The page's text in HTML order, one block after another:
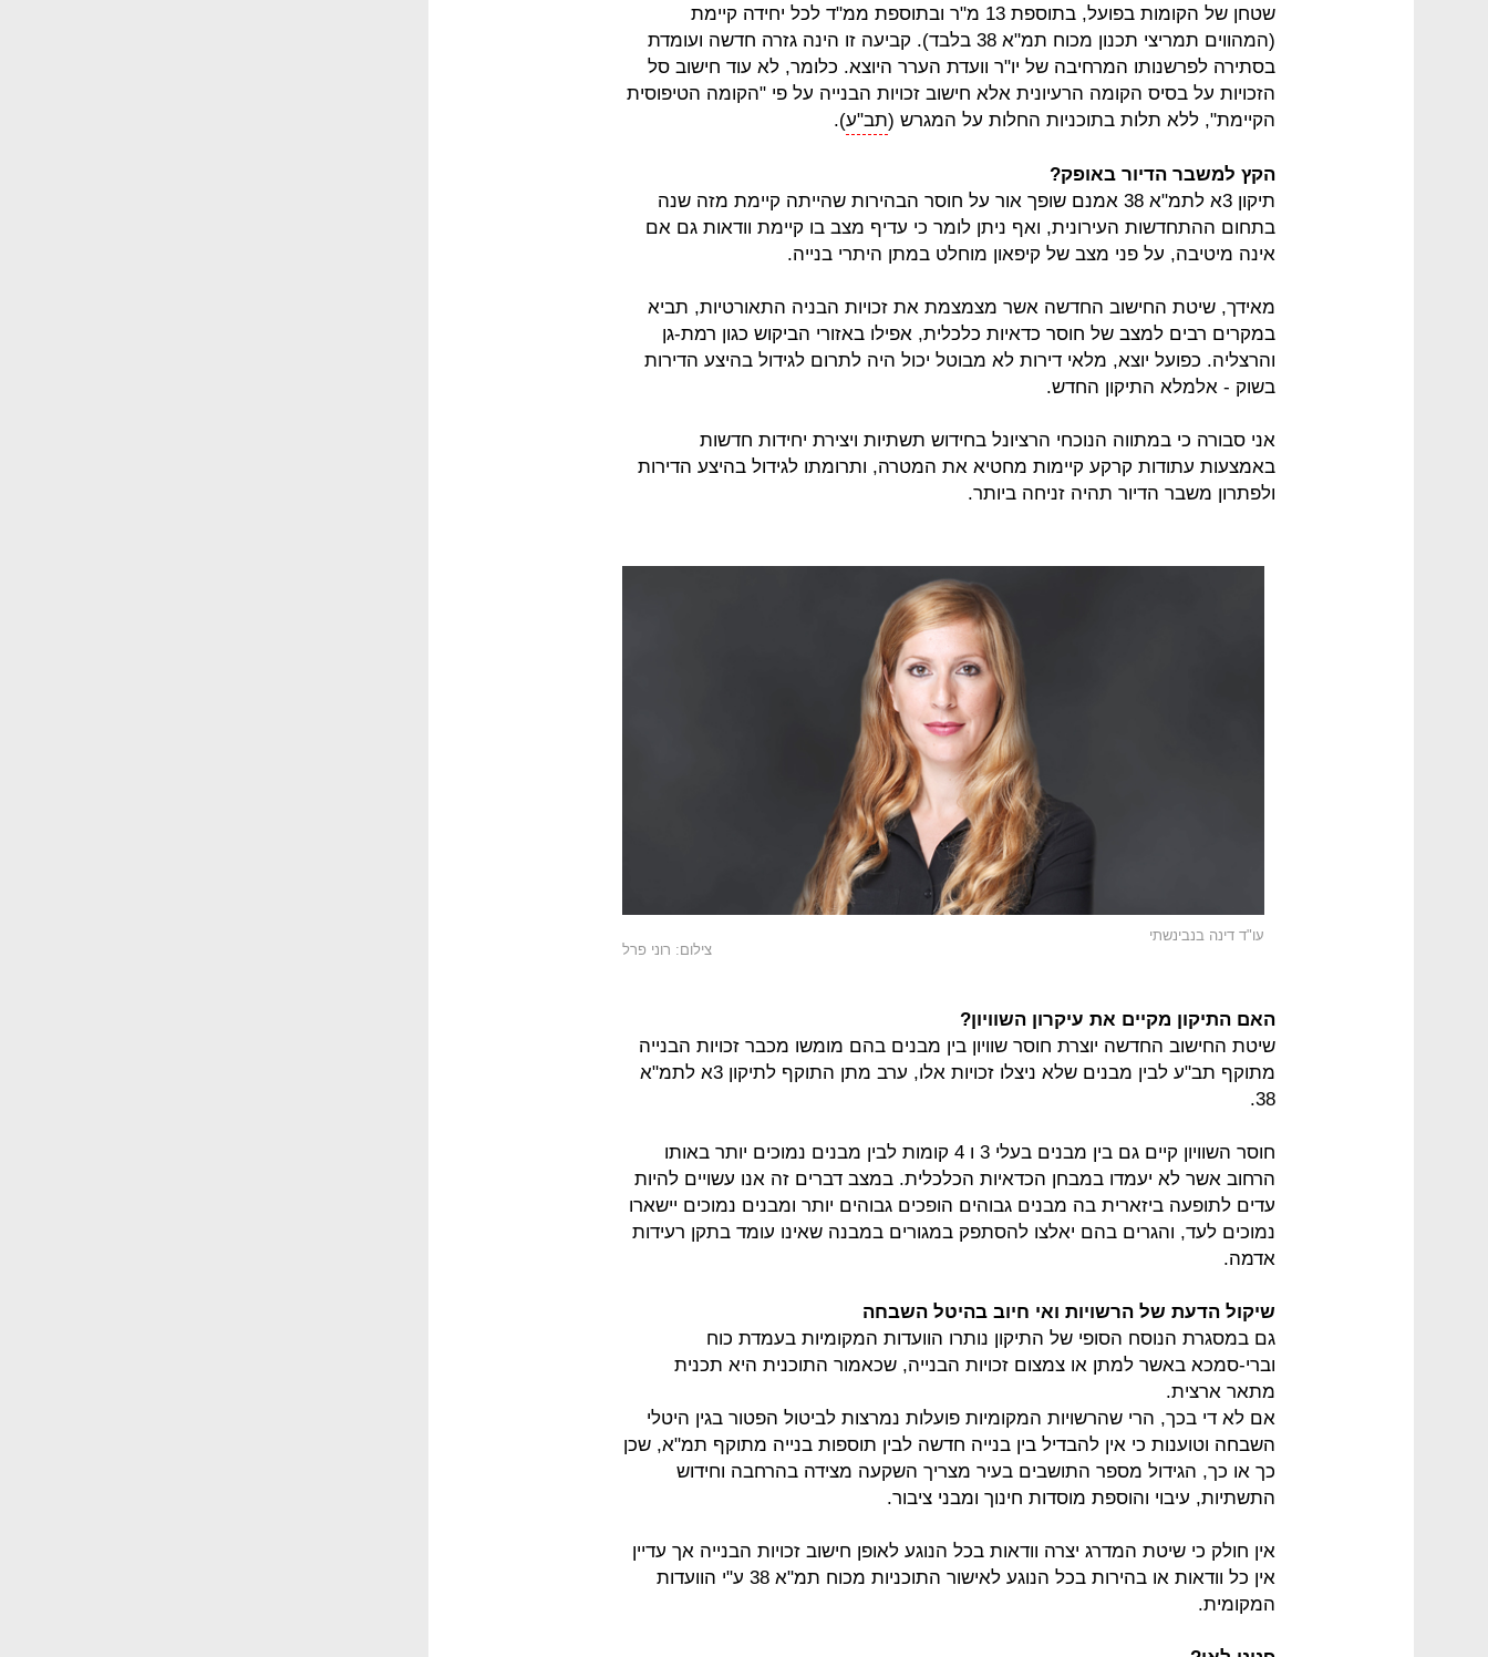
שטחן של הקומות בפועל, בתוספת 13 מ"ר ובתוספת ממ"ד לכל יחידה קיימת
(המהווים תמריצי תכנון מכוח תמ"א 38 בלבד). קביעה זו הינה גזרה חדשה ועומדת
בסתירה לפרשנותו המרחיבה של יו"ר וועדת הערר היוצא. כלומר, לא עוד חישוב סל
הזכויות על בסיס הקומה הרעיונית אלא חישוב זכויות הבנייה על פי "הקומה הטיפוסית
הקיימת", ללא תלות בתוכניות החלות על המגרש (תב"ע).
הקץ למשבר הדיור באופק?
תיקון 3א לתמ"א 38 אמנם שופך אור על חוסר הבהירות שהייתה קיימת מזה שנה
בתחום ההתחדשות העירונית, ואף ניתן לומר כי עדיף מצב בו קיימת וודאות גם אם
אינה מיטיבה, על פני מצב של קיפאון מוחלט במתן היתרי בנייה.
מאידך, שיטת החישוב החדשה אשר מצמצמת את זכויות הבניה התאורטיות, תביא
במקרים רבים למצב של חוסר כדאיות כלכלית, אפילו באזורי הביקוש כגון רמת-גן
והרצליה. כפועל יוצא, מלאי דירות לא מבוטל יכול היה לתרום לגידול בהיצע הדירות
בשוק - אלמלא התיקון החדש.
אני סבורה כי במתווה הנוכחי הרציונל בחידוש תשתיות ויצירת יחידות חדשות
באמצעות עתודות קרקע קיימות מחטיא את המטרה, ותרומתו לגידול בהיצע הדירות
ולפתרון משבר הדיור תהיה זניחה ביותר.
עו"ד דינה בנבינשתי
צילום: רוני פרל
האם התיקון מקיים את עיקרון השוויון?
שיטת החישוב החדשה יוצרת חוסר שוויון בין מבנים בהם מומשו מכבר זכויות הבנייה
מתוקף תב"ע לבין מבנים שלא ניצלו זכויות אלו, ערב מתן התוקף לתיקון 3א לתמ"א
38.
חוסר השוויון קיים גם בין מבנים בעלי 3 ו 4 קומות לבין מבנים נמוכים יותר באותו
הרחוב אשר לא יעמדו במבחן הכדאיות הכלכלית. במצב דברים זה אנו עשויים להיות
עדים לתופעה ביזארית בה מבנים גבוהים הופכים גבוהים יותר ומבנים נמוכים יישארו
נמוכים לעד, והגרים בהם יאלצו להסתפק במגורים במבנה שאינו עומד בתקן רעידות
אדמה.
שיקול הדעת של הרשויות ואי חיוב בהיטל השבחה
גם במסגרת הנוסח הסופי של התיקון נותרו הוועדות המקומיות בעמדת כוח
וברי-סמכא באשר למתן או צמצום זכויות הבנייה, שכאמור התוכנית היא תכנית
מתאר ארצית.
אם לא די בכך, הרי שהרשויות המקומיות פועלות נמרצות לביטול הפטור בגין היטלי
השבחה וטוענות כי אין להבדיל בין בנייה חדשה לבין תוספות בנייה מתוקף תמ"א, שכן
כך או כך, הגידול מספר התושבים בעיר מצריך השקעה מצידה בהרחבה וחידוש
התשתיות, עיבוי והוספת מוסדות חינוך ומבני ציבור.
אין חולק כי שיטת המדרג יצרה וודאות בכל הנוגע לאופן חישוב זכויות הבנייה אך עדיין
אין כל וודאות או בהירות בכל הנוגע לאישור התוכניות מכוח תמ"א 38 ע"י הוועדות
המקומית.